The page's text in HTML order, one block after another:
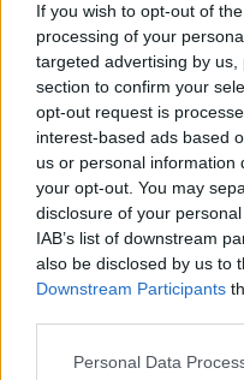
If you wish to opt-out of
processing of your
targeted advertising by
section to confirm your
opt-out request is
interest-based ads based
us or personal information
your opt-out. You may
disclosure of your
IAB’s list of downstream
also be disclosed by us to
Downstream Participants
Please note that this
Personal Data
Szóba került az is,
sok szereplő
mindig benne van az
egy új feladat izgalma
hozott ki belőlem.
századik előadás
neki nagyon sokat
után ugyanis szép
dolgoztunk azon,
jelenetet. Amikor
nem csak magammal
Sinkovits Imrebácsi,